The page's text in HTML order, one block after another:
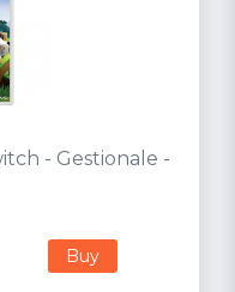
- Gestionale -
Buy